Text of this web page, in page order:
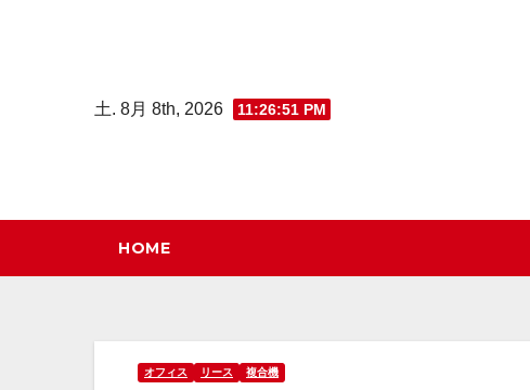
ッ
土. 8月 8th, 2026 11:26:52 PM
HOME
オフィス リース 複合機